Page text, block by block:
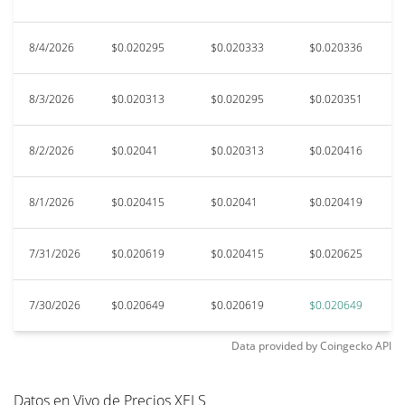
8/4/2026 $0.020295 $0.020333 $0.020336
8/3/2026 $0.020313 $0.020295 $0.020351
8/2/2026 $0.02041 $0.020313 $0.020416
8/1/2026 $0.020415 $0.02041 $0.020419
7/31/2026 $0.020619 $0.020415 $0.020625
7/30/2026 $0.020649 $0.020619 $0.020649
Data provided byCoingeckoAPI
Datos en Vivo de Precios XELS